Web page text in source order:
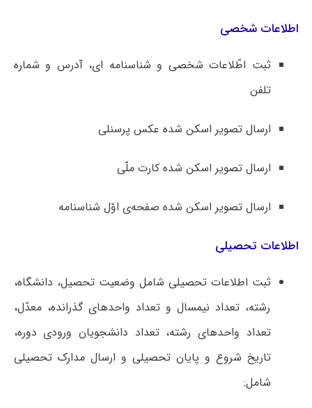
اطلاعات شخصی
ثبت اطّلاعات شخصی و شناسنامه ای، آدرس و شماره
تلفن
ارسال تصویر اسکن شده عکس پرسنلی
ارسال تصویر اسکن شده کارت ملّی
ارسال تصویر اسکن شده صفحه‌ی اوّل شناسنامه
اطلاعات تحصیلی
ثبت اطلاعات تحصیلی شامل وضعیت تحصیل، دانشگاه،
رشته، تعداد نیمسال و تعداد واحدهای گذرانده، معدّل،
تعداد واحدهای رشته، تعداد دانشجویان ورودی دوره،
تاریخ شروع و پایان تحصیلی و ارسال مدارک تحصیلی
شامل: